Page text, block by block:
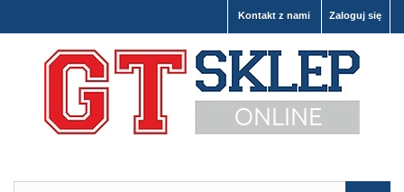
Zaloguj się
Kontakt z nami